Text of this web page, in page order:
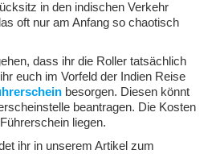
in den indischen Verkehr
oft nur am Anfang so chaotisch
dass ihr die Roller tatsächlich
euch im Vorfeld der Indien Reise
besorgen. Diesen könnt
beantragen. Die Kosten
liegen.
ihr in unserem Artikel zum